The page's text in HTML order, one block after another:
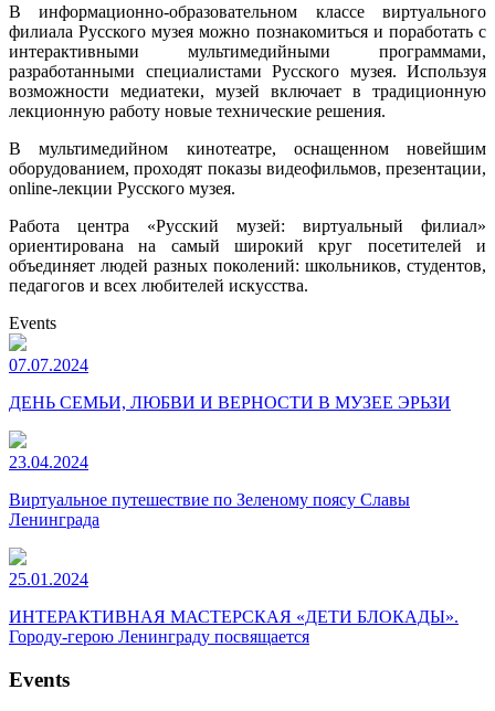
В информационно-образовательном классе виртуального
филиала Русского музея можно познакомиться и поработать с
интерактивными мультимедийными программами,
разработанными специалистами Русского музея. Используя
возможности медиатеки, музей включает в традиционную
лекционную работу новые технические решения.
В мультимедийном кинотеатре, оснащенном новейшим
оборудованием, проходят показы видеофильмов, презентации,
online-лекции Русского музея.
Работа центра «Русский музей: виртуальный филиал»
ориентирована на самый широкий круг посетителей и
объединяет людей разных поколений: школьников, студентов,
педагогов и всех любителей искусства.
Events
07.07.2024
ДЕНЬ СЕМЬИ, ЛЮБВИ И ВЕРНОСТИ В МУЗЕЕ ЭРЬЗИ
23.04.2024
Виртуальное путешествие по Зеленому поясу Славы
Ленинграда
25.01.2024
ИНТЕРАКТИВНАЯ МАСТЕРСКАЯ «ДЕТИ БЛОКАДЫ».
Городу-герою Ленинграду посвящается
Events